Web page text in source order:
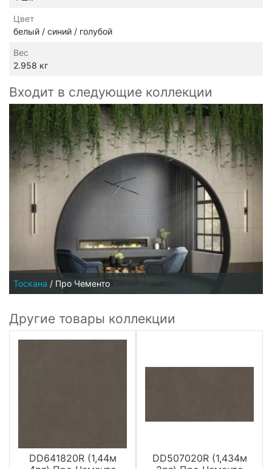
Цвет
белый / синий / голубой
Вес
2.958 кг
Входит в следующие коллекции
Тоскана / Про Чементо
Другие товары коллекции
DD641820R (1,44м
DD507020R (1,434м